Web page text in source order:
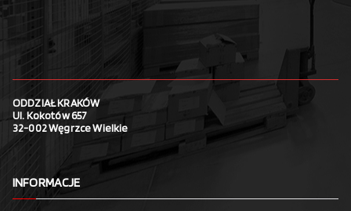
ODDZIAŁ KRAKÓW
Ul. Kokotów 657
32-002 Węgrzce Wielkie
INFORMACJE